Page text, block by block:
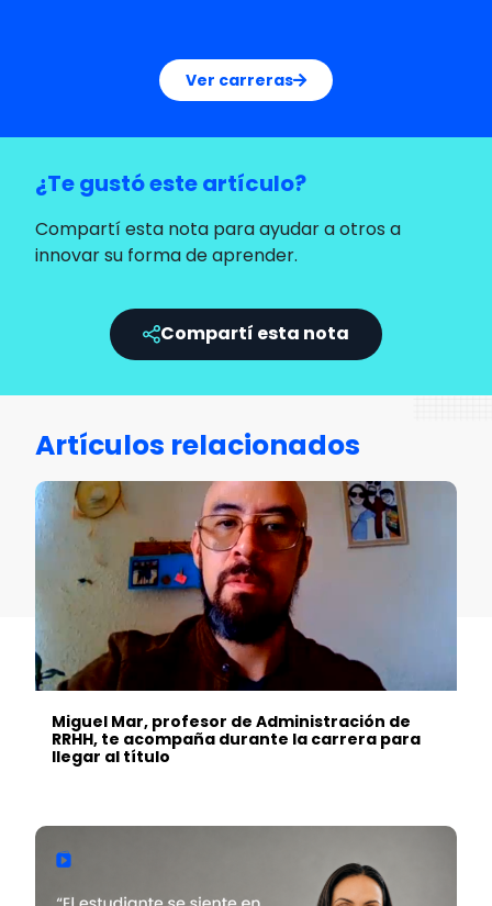
Ver carreras
¿Te gustó este artículo?
Compartí esta nota para ayudar a otros a
innovar su forma de aprender.
Compartí esta nota
Artículos relacionados
Miguel Mar, profesor de Administración de
RRHH, te acompaña durante la carrera para
llegar al título